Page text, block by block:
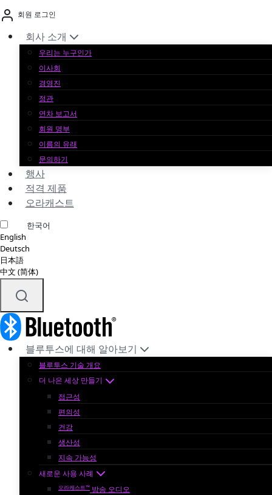
본
문
바
회원 로그인
회사 소개
우리는 누구인가
이사회
경영진
정관
연차 보고서
회원 명부
이름의 유래
문의하기
행사
적격 제품
오라캐스트
한국어
English
Deutsch
日本語
中文 (简体)
블루투스에 대해 알아보기
블루투스 기술 개요
더 나은 세상 만들기
접근성
편의성
건강
생산성
지속 가능성
새로운 사용 사례
오라캐스트™ 방송 오디오